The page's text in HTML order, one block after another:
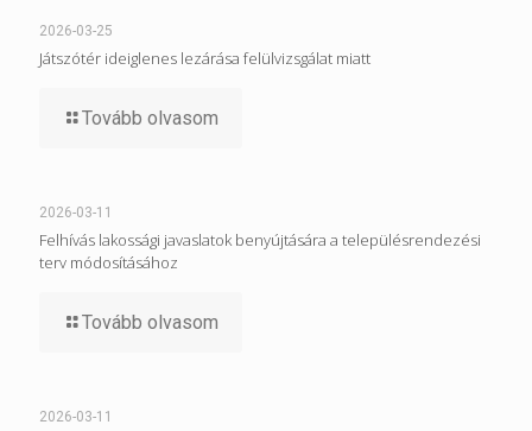
2026-03-25
Játszótér ideiglenes lezárása felülvizsgálat miatt
Tovább olvasom
2026-03-11
Felhívás lakossági javaslatok benyújtására a településrendezési
terv módosításához
Tovább olvasom
2026-03-11